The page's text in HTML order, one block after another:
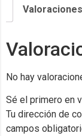
No hay
Sé el primero en
Tu dirección de
campos